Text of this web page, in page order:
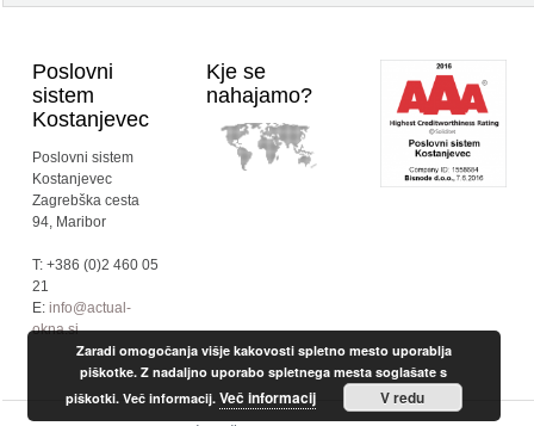
Poslovni
sistem
Kostanjevec
Poslovni sistem
Kostanjevec
Zagrebška cesta
94, Maribor
T: +386 (0)2 460 05
21
E: info@actual-
okna.si
Kje se
nahajamo?
Zaradi omogočanja višje kakovosti spletno mesto uporablja
piškotke. Z nadaljno uporabo spletnega mesta soglašate s
piškotki. Več informacij. Več informacij V redu